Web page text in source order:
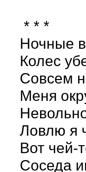
* * *
Ночные
Колес
Совсем
Меня
Ловлю я
Вот чей-
Соседа